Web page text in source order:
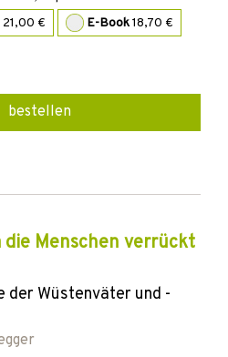
21,00 € E-Book18,70 €
bestellen
die Menschen verrückt
der Wüstenväter und -